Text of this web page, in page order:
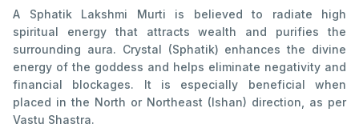
A Sphatik Lakshmi Murti is believed to radiate high
spiritual energy that attracts wealth and purifies the
surrounding aura. Crystal (Sphatik) enhances the divine
energy of the goddess and helps eliminate negativity and
financial blockages. It is especially beneficial when
placed in the North or Northeast (Ishan) direction, as per
Vastu Shastra.